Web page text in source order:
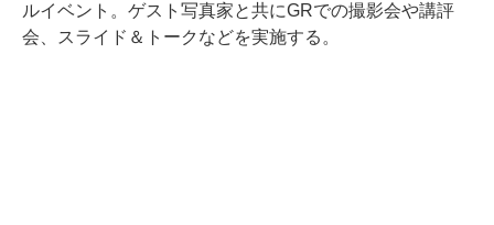
ルイベント。ゲスト写真家と共にGRでの撮影会や講評
会、スライド＆トークなどを実施する。